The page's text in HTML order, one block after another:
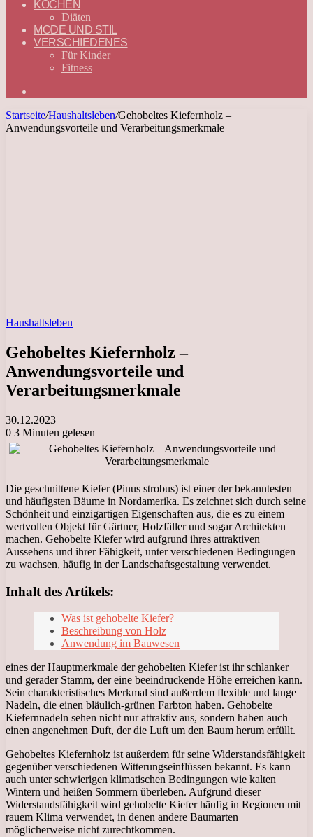
KOCHEN
Diäten
MODE UND STIL
VERSCHIEDENES
Für Kinder
Fitness
Startseite/Haushaltsleben/Gehobeltes Kiefernholz –
Anwendungsvorteile und Verarbeitungsmerkmale
Haushaltsleben
Gehobeltes Kiefernholz –
Anwendungsvorteile und
Verarbeitungsmerkmale
30.12.2023
0 3 Minuten gelesen
Die geschnittene Kiefer (Pinus strobus) ist einer der bekanntesten
und häufigsten Bäume in Nordamerika. Es zeichnet sich durch seine
Schönheit und einzigartigen Eigenschaften aus, die es zu einem
wertvollen Objekt für Gärtner, Holzfäller und sogar Architekten
machen. Gehobelte Kiefer wird aufgrund ihres attraktiven
Aussehens und ihrer Fähigkeit, unter verschiedenen Bedingungen
zu wachsen, häufig in der Landschaftsgestaltung verwendet.
Inhalt des Artikels:
Was ist gehobelte Kiefer?
Beschreibung von Holz
Anwendung im Bauwesen
eines der Hauptmerkmale der gehobelten Kiefer ist ihr schlanker
und gerader Stamm, der eine beeindruckende Höhe erreichen kann.
Sein charakteristisches Merkmal sind außerdem flexible und lange
Nadeln, die einen bläulich-grünen Farbton haben. Gehobelte
Kiefernnadeln sehen nicht nur attraktiv aus, sondern haben auch
einen angenehmen Duft, der die Luft um den Baum herum erfüllt.
Gehobeltes Kiefernholz ist außerdem für seine Widerstandsfähigkeit
gegenüber verschiedenen Witterungseinflüssen bekannt. Es kann
auch unter schwierigen klimatischen Bedingungen wie kalten
Wintern und heißen Sommern überleben. Aufgrund dieser
Widerstandsfähigkeit wird gehobelte Kiefer häufig in Regionen mit
rauem Klima verwendet, in denen andere Baumarten
möglicherweise nicht zurechtkommen.